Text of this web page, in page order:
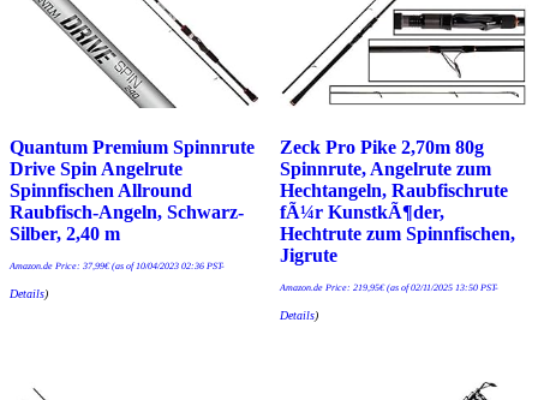
Quantum Premium Spinnrute
Drive Spin Angelrute
Spinnfischen Allround
Raubfisch-Angeln, Schwarz-
Silber, 2,40 m
Amazon.de Price: 37,99€(as of 10/04/2023 02:36 PST-
Details)
Zeck Pro Pike 2,70m 80g
Spinnrute, Angelrute zum
Hechtangeln, Raubfischrute
fÃ¼r KunstkÃ¶der,
Hechtrute zum Spinnfischen,
Jigrute
Amazon.de Price: 219,95€(as of 02/11/2025 13:50 PST-
Details)